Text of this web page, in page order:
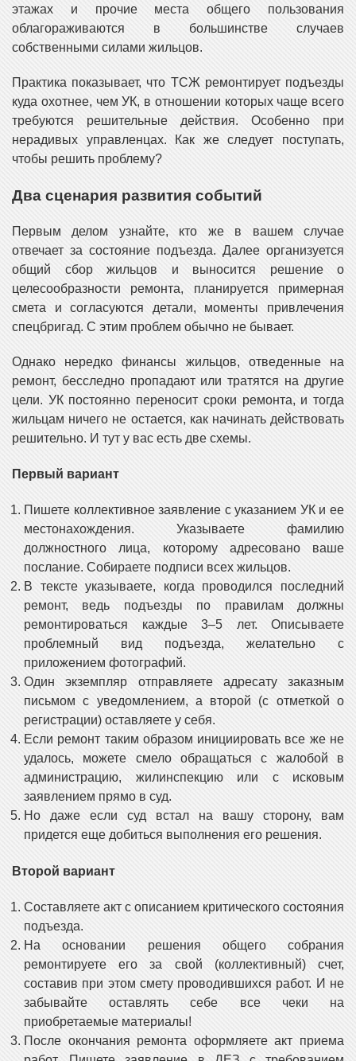
этажах и прочие места общего пользования
облагораживаются в большинстве случаев
собственными силами жильцов.
Практика показывает, что ТСЖ ремонтирует подъезды
куда охотнее, чем УК, в отношении которых чаще всего
требуются решительные действия. Особенно при
нерадивых управленцах. Как же следует поступать,
чтобы решить проблему?
Два сценария развития событий
Первым делом узнайте, кто же в вашем случае
отвечает за состояние подъезда. Далее организуется
общий сбор жильцов и выносится решение о
целесообразности ремонта, планируется примерная
смета и согласуются детали, моменты привлечения
спецбригад. С этим проблем обычно не бывает.
Однако нередко финансы жильцов, отведенные на
ремонт, бесследно пропадают или тратятся на другие
цели. УК постоянно переносит сроки ремонта, и тогда
жильцам ничего не остается, как начинать действовать
решительно. И тут у вас есть две схемы.
Первый вариант
Пишете коллективное заявление с указанием УК и ее
местонахождения. Указываете фамилию
должностного лица, которому адресовано ваше
послание. Собираете подписи всех жильцов.
В тексте указываете, когда проводился последний
ремонт, ведь подъезды по правилам должны
ремонтироваться каждые 3–5 лет. Описываете
проблемный вид подъезда, желательно с
приложением фотографий.
Один экземпляр отправляете адресату заказным
письмом с уведомлением, а второй (с отметкой о
регистрации) оставляете у себя.
Если ремонт таким образом инициировать все же не
удалось, можете смело обращаться с жалобой в
администрацию, жилинспекцию или с исковым
заявлением прямо в суд.
Но даже если суд встал на вашу сторону, вам
придется еще добиться выполнения его решения.
Второй вариант
Составляете акт с описанием критического состояния
подъезда.
На основании решения общего собрания
ремонтируете его за свой (коллективный) счет,
составив при этом смету проводившихся работ. И не
забывайте оставлять себе все чеки на
приобретаемые материалы!
После окончания ремонта оформляете акт приема